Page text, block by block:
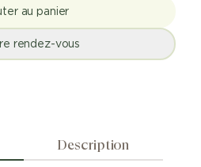
au panier
rendez-vous
Description